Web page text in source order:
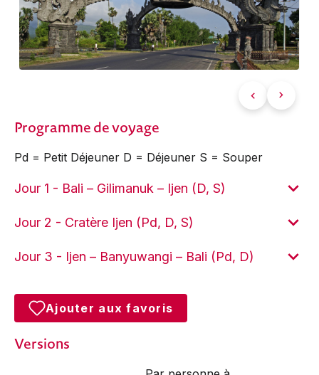
Programme de voyage
Pd = Petit Déjeuner D = Déjeuner S = Souper
Jour 1 - Bali – Gilimanuk – Ijen (D, S)
Jour 2 - Cratère Ijen (Pd, D, S)
Jour 3 - Ijen – Banyuwangi – Bali (Pd, D)
Ajouter aux favoris
Versions